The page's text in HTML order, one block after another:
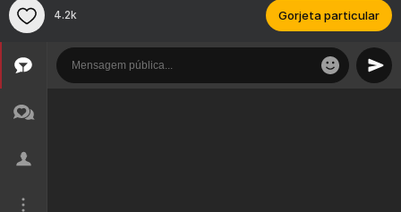
4.2k Gorjeta particular